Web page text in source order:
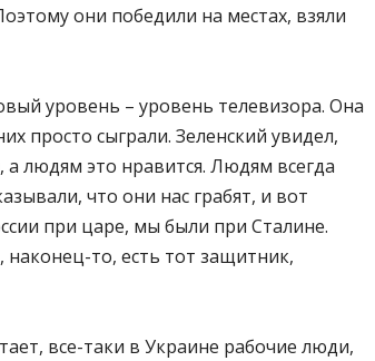
они победили на местах, взяли
уровень – уровень телевизора. Она
просто сыграли. Зеленский увидел,
а людям это нравится. Людям всегда
что они нас грабят, и вот
при царе, мы были при Сталине.
то, есть тот защитник,
все-таки в Украине рабочие люди,